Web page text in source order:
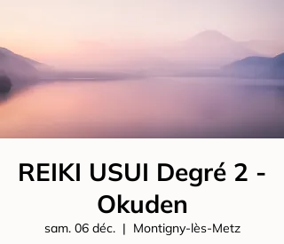
REIKI USUI Degré 2 -
Okuden
sam. 06 déc.
  |
Montigny-lès-Metz